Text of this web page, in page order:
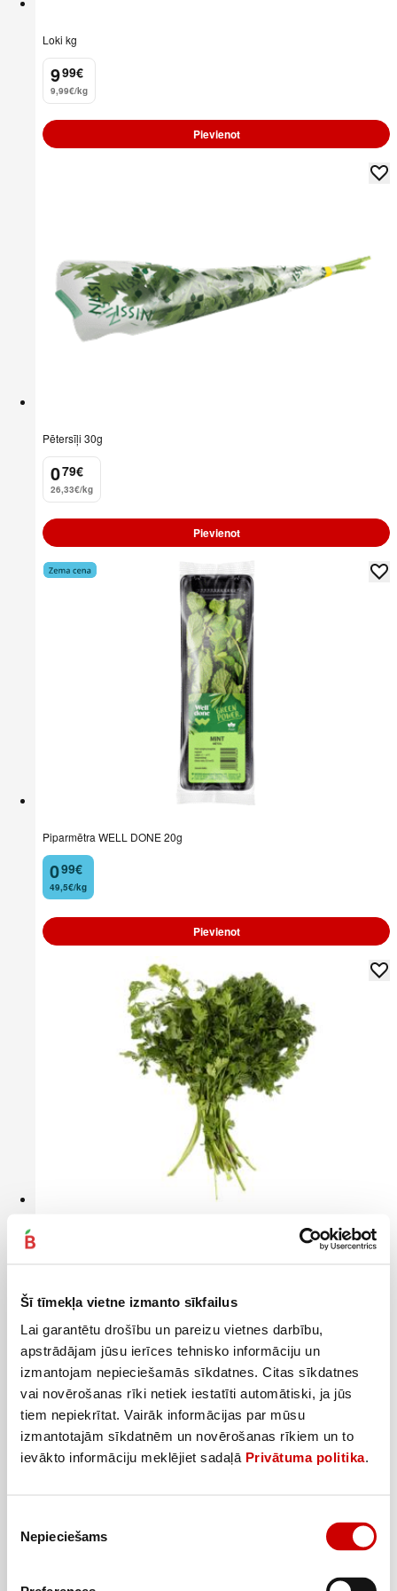
Šī tīmekļa vietne izmanto sīkfailus
Lai garantētu drošību un pareizu vietnes darbību,
apstrādājam jūsu ierīces tehnisko informāciju un
izmantojam nepieciešamās sīkdatnes. Citas sīkdatnes
vai novērošanas rīki netiek iestatīti automātiski, ja jūs
tiem nepiekrītat. Vairāk informācijas par mūsu
izmantotajām sīkdatnēm un novērošanas rīkiem un to
ievākto informāciju meklējiet sadaļā Privātuma politika.
izvēle
Nepieciešams
Loki kg
9
. 99€
9,99€/kg
Pievienot
Pētersīļi 30g
0
. 79€
26,33€/kg
Pievienot
Piparmētra WELL DONE 20g
0
. 99€
49,5€/kg
Pievienot
Pievienot